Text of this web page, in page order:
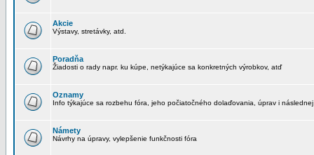
Akcie
Výstavy, stretávky, atd.
Poradňa
Žiadosti o rady napr. ku kúpe, netýkajúce sa konkretných výrobkov, atď
Oznamy
Info týkajúce sa rozbehu fóra, jeho počiatočného dolaďovania, úprav i
Námety
Návrhy na úpravy, vylepšenie funkčnosti fóra